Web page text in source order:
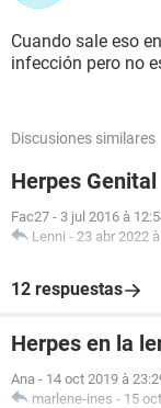
Cuando sale eso
infección pero no
Discusiones similares
Herpes Genital
Fac27 - 3 jul 2016 à
Lenni - 23 abr 2022
12 respuestas
Herpes en la
Ana - 14 oct 2019 à
marlene-ines - 15